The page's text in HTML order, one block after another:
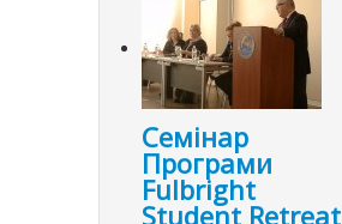
Семінар
Програми
Fulbright
Student Retreat